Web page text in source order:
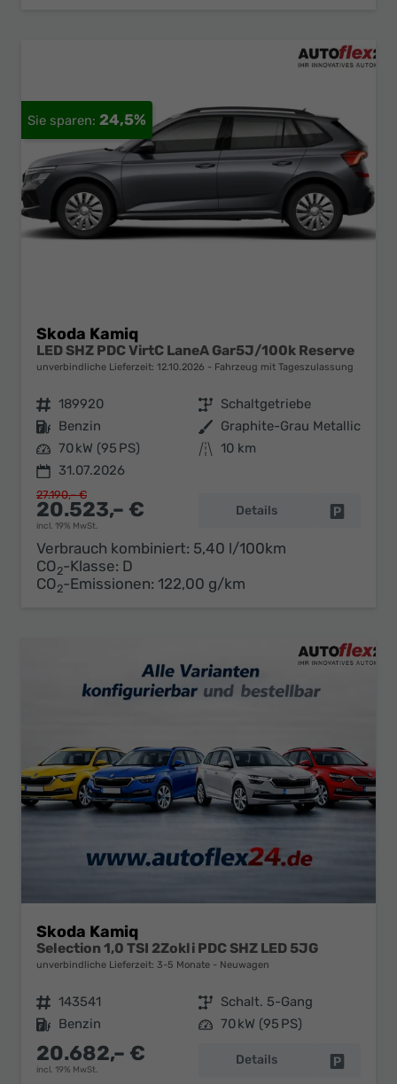
24,5%
Skoda Kamiq
LED SHZ PDC VirtC LaneA Gar5J/100k Reserve
unverbindliche Lieferzeit: 12.10.2026 Fahrzeug mit Tageszulassung
Fahrzeugnr. 189920 Getriebe Schaltgetriebe
Kraftstoff Benzin Außenfarbe Graphite-Grau Metallic
Leistung 70 kW (95 PS) Kilometerstand 10 km
31.07.2026
20.523,– €
incl. 19% MwSt.
27.190,– €
Details
Verbrauch kombiniert: 5,40 l/100km
CO2-Klasse: D
CO2-Emissionen: 122,00 g/km
Skoda Kamiq
Selection 1,0 TSI 2Zokli PDC SHZ LED 5JG
unverbindliche Lieferzeit: 3-5 Monate Neuwagen
Fahrzeugnr. 143541 Getriebe Schalt. 5-Gang
Kraftstoff Benzin Leistung 70 kW (95 PS)
20.682,– €
incl. 19% MwSt.
Details